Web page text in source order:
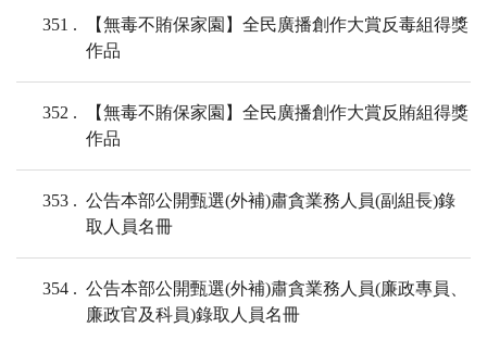
351
【無毒不賄保家園】全民廣播創作大賞反毒組得獎
作品
352
【無毒不賄保家園】全民廣播創作大賞反賄組得獎
作品
353
公告本部公開甄選(外補)肅貪業務人員(副組長)錄
取人員名冊
354
公告本部公開甄選(外補)肅貪業務人員(廉政專員、
廉政官及科員)錄取人員名冊